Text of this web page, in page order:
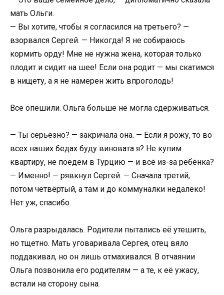
мать Ольги.
— Вы хотите, чтобы я согласился на третьего? —
взорвался Сергей. — Никогда! Я не собираюсь
кормить орду! Мне не нужна жена, которая только
плодит и сидит на шее! Если она родит — мы скатимся
в нищету, а я не намерен жить впроголодь!
Все опешили. Ольга больше не могла сдерживаться.
— Ты серьёзно? — закричала она. — Если я рожу, то во
всех наших бедах буду виновата я? Не купим
квартиру, не поедем в Турцию — и всё из-за ребёнка?
— Именно! — рявкнул Сергей. — Сначала третий,
потом четвёртый, а там и до коммуналки недалеко!
Нет уж, спасибо.
Ольга разрыдалась. Родители пытались её утешить,
но тщетно. Мать уговаривала Сергея, отец вяло
поддакивал, но он лишь отмахивался. В отчаянии
Ольга позвонила его родителям — а те, к её ужасу,
встали на сторону сына.